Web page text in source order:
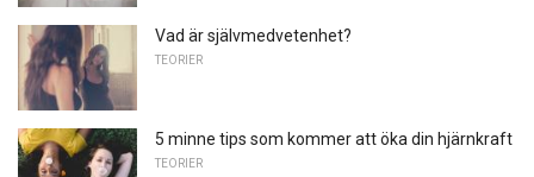
Vad är självmedvetenhet?
TEORIER
5 minne tips som kommer att öka din hjärnkraft
TEORIER